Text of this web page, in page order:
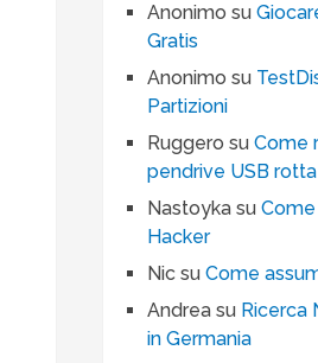
Anonimo su
Gratis
Anonimo su
Partizioni
Ruggero suCome
pendrive USB
Nastoyka su
Hacker
Nic suCome
Andrea su Ricerca
in Germania